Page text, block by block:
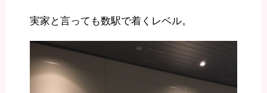
実家と言っても数駅で着くレベル。